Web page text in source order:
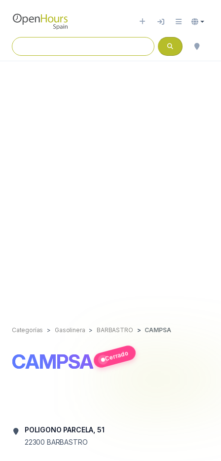
Categorías Gasolinera BARBASTRO CAMPSA
CAMPSA Cerrado
POLIGONO PARCELA, 51
22300 BARBASTRO